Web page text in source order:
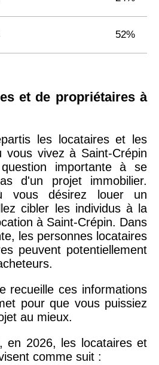
52%
et de propriétaires à
les locataires et les
vous vivez à Saint-Crépin
importante à se
d'un projet immobilier.
vous désirez louer un
cibler les individus à la
à Saint-Crépin. Dans
les personnes locataires
peuvent potentiellement
recueille ces informations
pour que vous puissiez
au mieux.
en 2026, les locataires et
comme suit :